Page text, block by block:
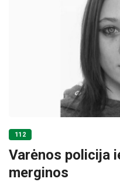
112
Varėnos policija
merginos